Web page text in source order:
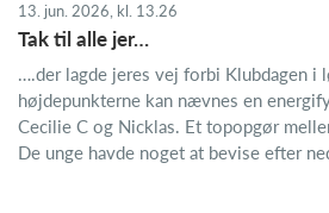
13. jun. 2026, kl. 13.26
Tak til alle jer…
….der lagde jeres vej forbi Klubdagen i
højdepunkterne kan nævnes en
Cecilie C og Nicklas. Et topopgør
De unge havde noget at bevise efter